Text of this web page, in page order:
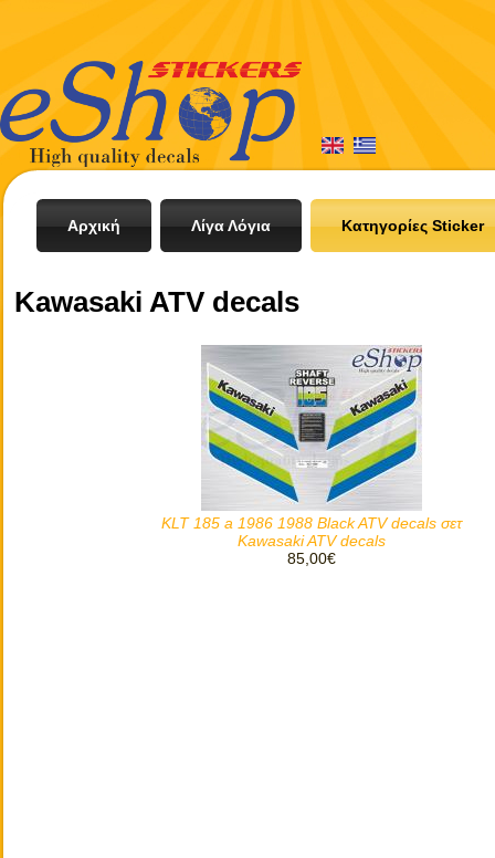
Αρχική Λίγα Λόγια Κατηγορίες Sticker
Kawasaki ATV decals
KLT 185 a 1986 1988 Black ATV decals σετ
Kawasaki ATV decals
85,00€